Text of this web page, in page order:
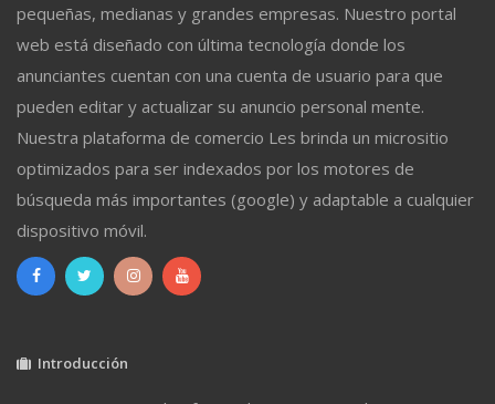
pequeñas, medianas y grandes empresas. Nuestro portal
web está diseñado con última tecnología donde los
anunciantes cuentan con una cuenta de usuario para que
pueden editar y actualizar su anuncio personal mente.
Nuestra plataforma de comercio Les brinda un micrositio
optimizados para ser indexados por los motores de
búsqueda más importantes (google) y adaptable a cualquier
dispositivo móvil.
Introducción